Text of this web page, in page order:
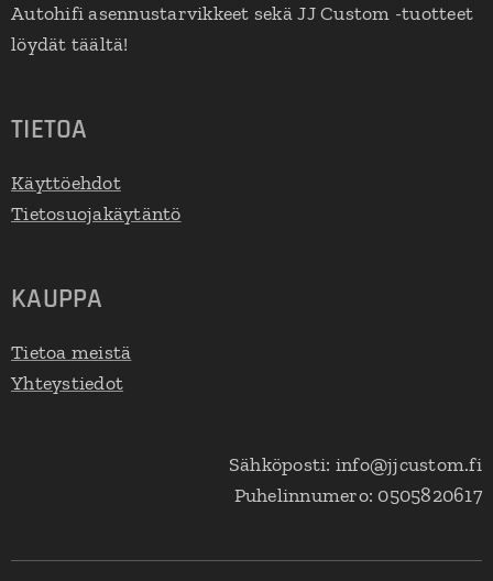
Autohifi asennustarvikkeet sekä JJ Custom -tuotteet
löydät täältä!
TIETOA
Käyttöehdot
Tietosuojakäytäntö
KAUPPA
Tietoa meistä
Yhteystiedot
Sähköposti: info@jjcustom.fi
Puhelinnumero: 0505820617